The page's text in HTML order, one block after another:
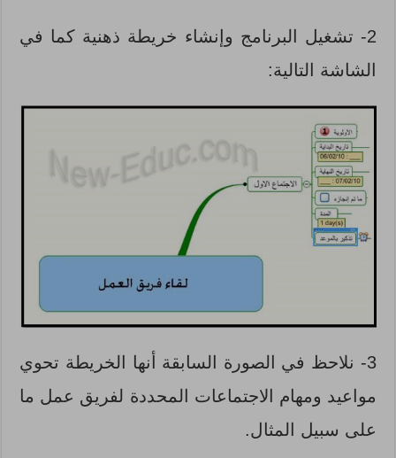
2- تشغيل البرنامج وإنشاء خريطة ذهنية كما في
الشاشة التالية:
3- نلاحظ في الصورة السابقة أنها الخريطة تحوي
مواعيد ومهام الاجتماعات المحددة لفريق عمل ما
على سبيل المثال.